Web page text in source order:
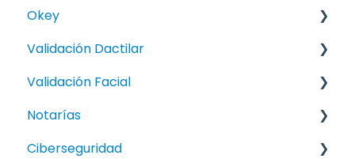
How To
Knowledge Error
Okey
Manuales
Validación Dactilar
FAQ
Knowledge Error
Manual
Validación Facial
How To
Knowledge Error
Notarías
FAQ
Ciberseguridad